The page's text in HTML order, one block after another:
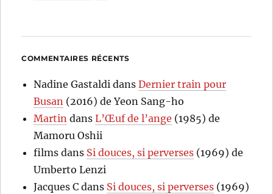
COMMENTAIRES RÉCENTS
Nadine Gastaldi dansDernier train pour
Busan (2016) de Yeon Sang-ho
Martin dansL’Œuf de l’ange (1985) de
Mamoru Oshii
films dans Si douces, si perverses (1969) de
Umberto Lenzi
Jacques C dans Si douces, si perverses (1969)